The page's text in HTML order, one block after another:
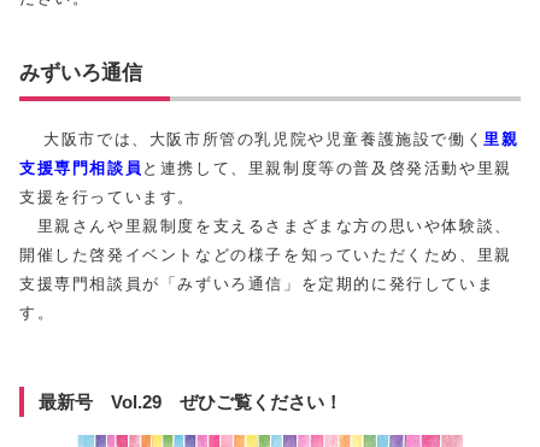
みずいろ通信
大阪市では、大阪市所管の乳児院や児童養護施設で働く里親
支援専門相談員 と連携して、里親制度等の普及啓発活動や里親
支援を行っています。
里親さんや里親制度を支えるさまざまな方の思いや体験談、
開催した啓発イベントなどの様子を知っていただくため、里親
支援専門相談員が「みずいろ通信」を定期的に発行していま
す。
最新号 Vol.29 ぜひご覧ください！